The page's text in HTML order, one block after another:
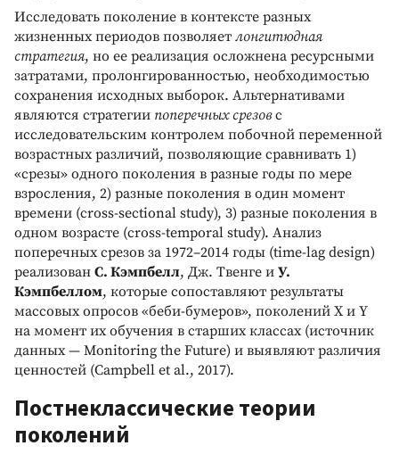
Исследовать поколение в контексте разных
жизненных периодов позволяет лонгитюдная
стратегия, но ее реализация осложнена ресурсными
затратами, пролонгированностью, необходимостью
сохранения исходных выборок. Альтернативами
являются стратегии поперечных срезовс
исследовательским контролем побочной переменной
возрастных различий, позволяющие сравнивать 1)
«срезы» одного поколения в разные годы по мере
взросления, 2) разные поколения в один момент
времени (cross-sectional study), 3) разные поколения в
одном возрасте (cross-temporal study). Анализ
поперечных срезов за 1972–2014 годы (time-lag design)
реализован С. Кэмпбелл, Дж. Твенге и У.
Кэмпбеллом, которые сопоставляют результаты
массовых опросов «беби-бумеров», поколений Х и Y
на момент их обучения в старших классах (источник
данных — Monitoring the Future) и выявляют различия
ценностей (Campbell et al., 2017).
Постнеклассические теории
поколений